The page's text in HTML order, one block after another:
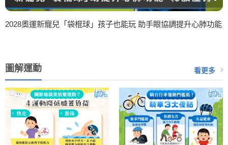
2028奧運新寵兒「袋棍球」孩子也能玩 助手眼協調提升心肺功能
圖解運動 看更多